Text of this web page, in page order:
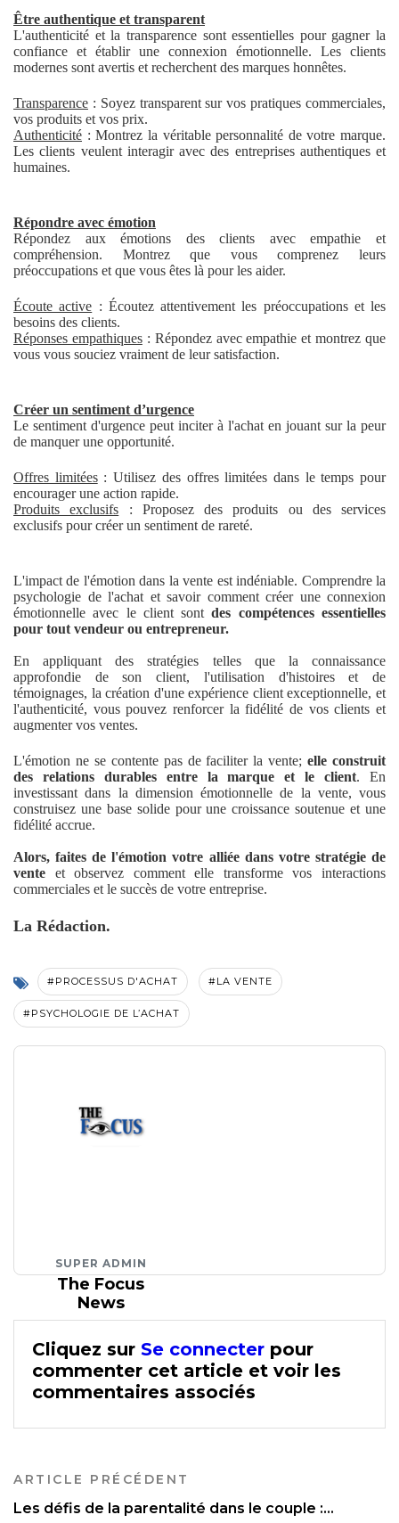
Être authentique et transparent
L'authenticité et la transparence sont essentielles pour gagner la
confiance et établir une connexion émotionnelle. Les clients
modernes sont avertis et recherchent des marques honnêtes.
Transparence : Soyez transparent sur vos pratiques commerciales,
vos produits et vos prix.
Authenticité : Montrez la véritable personnalité de votre marque.
Les clients veulent interagir avec des entreprises authentiques et
humaines.
Répondre avec émotion
Répondez aux émotions des clients avec empathie et
compréhension. Montrez que vous comprenez leurs
préoccupations et que vous êtes là pour les aider.
Écoute active : Écoutez attentivement les préoccupations et les
besoins des clients.
Réponses empathiques: Répondez avec empathie et montrez que
vous vous souciez vraiment de leur satisfaction.
Créer un sentiment d’urgence
Le sentiment d'urgence peut inciter à l'achat en jouant sur la peur
de manquer une opportunité.
Offres limitées: Utilisez des offres limitées dans le temps pour
encourager une action rapide.
Produits exclusifs : Proposez des produits ou des services
exclusifs pour créer un sentiment de rareté.
L'impact de l'émotion dans la vente est indéniable. Comprendre la
psychologie de l'achat et savoir comment créer une connexion
émotionnelle avec le client sontdes compétences essentielles
pour tout vendeur ou entrepreneur.
En appliquant des stratégies telles que la connaissance
approfondie de son client, l'utilisation d'histoires et de
témoignages, la création d'une expérience client exceptionnelle, et
l'authenticité, vous pouvez renforcer la fidélité de vos clients et
augmenter vos ventes.
L'émotion ne se contente pas de faciliter la vente;elle construit
des relations durables entre la marque et le client. En
investissant dans la dimension émotionnelle de la vente, vous
construisez une base solide pour une croissance soutenue et une
fidélité accrue.
Alors, faites de l'émotion votre alliée dans votre stratégie de
vente et observez comment elle transforme vos interactions
commerciales et le succès de votre entreprise.
La Rédaction.
#PROCESSUS D'ACHAT #LA VENTE
#PSYCHOLOGIE DE L’ACHAT
SUPER ADMIN
The Focus
News
Cliquez sur Se connecter pour
commenter cet article et voir les
commentaires associés
ARTICLE PRÉCÉDENT
Les défis de la parentalité dans le couple :...